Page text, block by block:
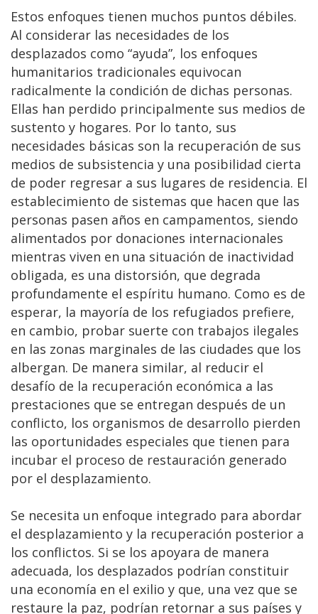
Estos enfoques tienen muchos puntos débiles.
Al considerar las necesidades de los
desplazados como “ayuda”, los enfoques
humanitarios tradicionales equivocan
radicalmente la condición de dichas personas.
Ellas han perdido principalmente sus medios de
sustento y hogares. Por lo tanto, sus
necesidades básicas son la recuperación de sus
medios de subsistencia y una posibilidad cierta
de poder regresar a sus lugares de residencia. El
establecimiento de sistemas que hacen que las
personas pasen años en campamentos, siendo
alimentados por donaciones internacionales
mientras viven en una situación de inactividad
obligada, es una distorsión, que degrada
profundamente el espíritu humano. Como es de
esperar, la mayoría de los refugiados prefiere,
en cambio, probar suerte con trabajos ilegales
en las zonas marginales de las ciudades que los
albergan. De manera similar, al reducir el
desafío de la recuperación económica a las
prestaciones que se entregan después de un
conflicto, los organismos de desarrollo pierden
las oportunidades especiales que tienen para
incubar el proceso de restauración generado
por el desplazamiento.
Se necesita un enfoque integrado para abordar
el desplazamiento y la recuperación posterior a
los conflictos. Si se los apoyara de manera
adecuada, los desplazados podrían constituir
una economía en el exilio y que, una vez que se
restaure la paz, podrían retornar a sus países y